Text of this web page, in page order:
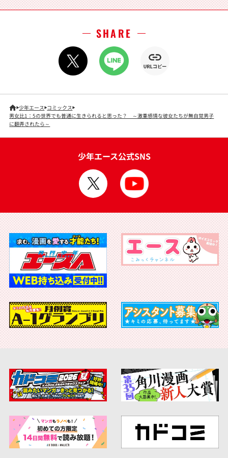
SHARE
少年エース コミックス
男女比1：5の世界でも普通に生きられると思った？ ～激重感情な彼女たちが無自覚男子
に翻弄されたら～
少年エース公式SNS